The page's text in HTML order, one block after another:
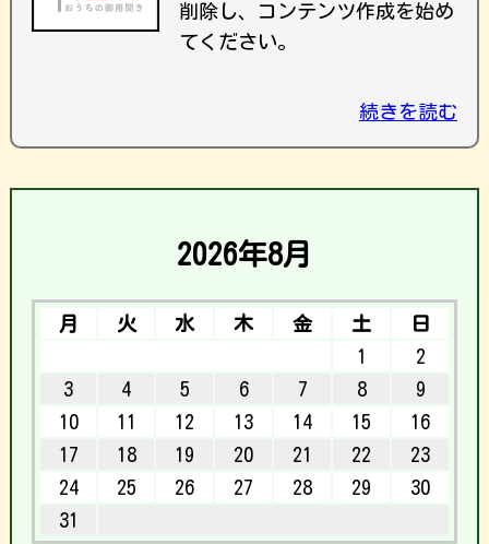
削除し、コンテンツ作成を始め
てください。
続きを読む
2026年8月
月 火 水 木 金 土
日
1
2
3
4 5 6 7 8
9
10
11 12 13 14 15
16
17
18 19 20 21 22
23
24
25 26 27 28 29
30
31